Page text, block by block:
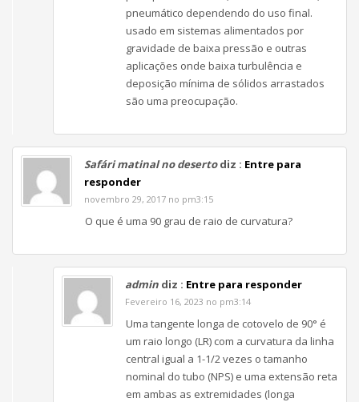
pneumático dependendo do uso final.
usado em sistemas alimentados por
gravidade de baixa pressão e outras
aplicações onde baixa turbulência e
deposição mínima de sólidos arrastados
são uma preocupação.
Safári matinal no desertodiz : Entre para
responder
novembro 29, 2017 no pm3:15
O que é uma 90 grau de raio de curvatura?
admin diz : Entre para responder
Fevereiro 16, 2023 no pm3:14
Uma tangente longa de cotovelo de 90° é
um raio longo (LR) com a curvatura da linha
central igual a 1-1/2 vezes o tamanho
nominal do tubo (NPS) e uma extensão reta
em ambas as extremidades (longa